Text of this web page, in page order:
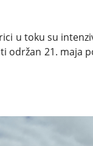
u toku su
održan 21. maja